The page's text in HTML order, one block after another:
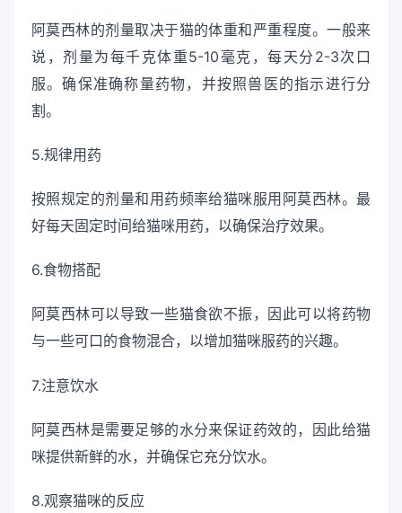
阿莫西林的剂量取决于猫的体重和严重程度。一般来
说，剂量为每千克体重5-10毫克，每天分2-3次口
服。确保准确称量药物，并按照兽医的指示进行分
割。
5.规律用药
按照规定的剂量和用药频率给猫咪服用阿莫西林。最
好每天固定时间给猫咪用药，以确保治疗效果。
6.食物搭配
阿莫西林可以导致一些猫食欲不振，因此可以将药物
与一些可口的食物混合，以增加猫咪服药的兴趣。
7.注意饮水
阿莫西林是需要足够的水分来保证药效的，因此给猫
咪提供新鲜的水，并确保它充分饮水。
8.观察猫咪的反应